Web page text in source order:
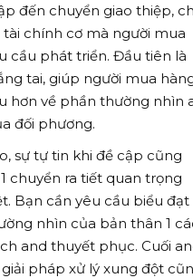
đến chuyển giao thiệp,
tài chính cơ mà người mua
cầu phát triển. Đầu tiên là
tai, giúp người mua
hơn về phần thường nhìn
đối phương.
sự tự tin khi đề cập cũng
chuyển ra tiết quan trọng
Bạn cần yêu cầu biểu đạt
nhìn của bản thân 1
and thuyết phục. Cuối
pháp xử lý xung đột